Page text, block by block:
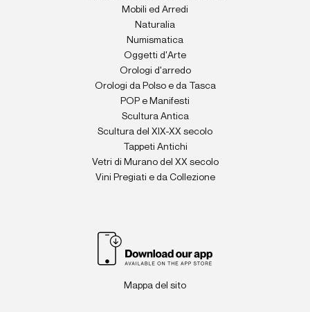
Mobili ed Arredi
Naturalia
Numismatica
Oggetti d'Arte
Orologi d'arredo
Orologi da Polso e da Tasca
POP e Manifesti
Scultura Antica
Scultura del XIX-XX secolo
Tappeti Antichi
Vetri di Murano del XX secolo
Vini Pregiati e da Collezione
Mappa del sito